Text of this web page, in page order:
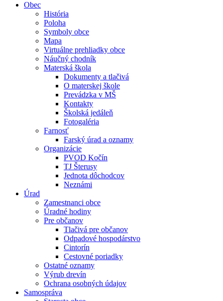
Obec
História
Poloha
Symboly obce
Mapa
Virtuálne prehliadky obce
Náučný chodník
Materská škola
Dokumenty a tlačivá
O materskej škole
Prevádzka v MŠ
Kontakty
Školská jedáleň
Fotogaléria
Farnosť
Farský úrad a oznamy
Organizácie
PVOD Kočín
TJ Šterusy
Jednota dôchodcov
Neznámi
Úrad
Zamestnanci obce
Úradné hodiny
Pre občanov
Tlačivá pre občanov
Odpadové hospodárstvo
Cintorín
Cestovné poriadky
Ostatné oznamy
Výrub drevín
Ochrana osobných údajov
Samospráva